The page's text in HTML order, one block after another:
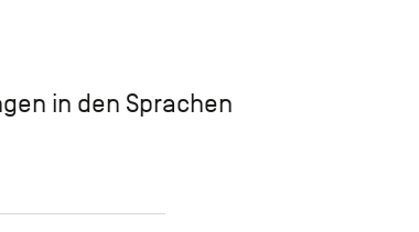
in den Sprachen